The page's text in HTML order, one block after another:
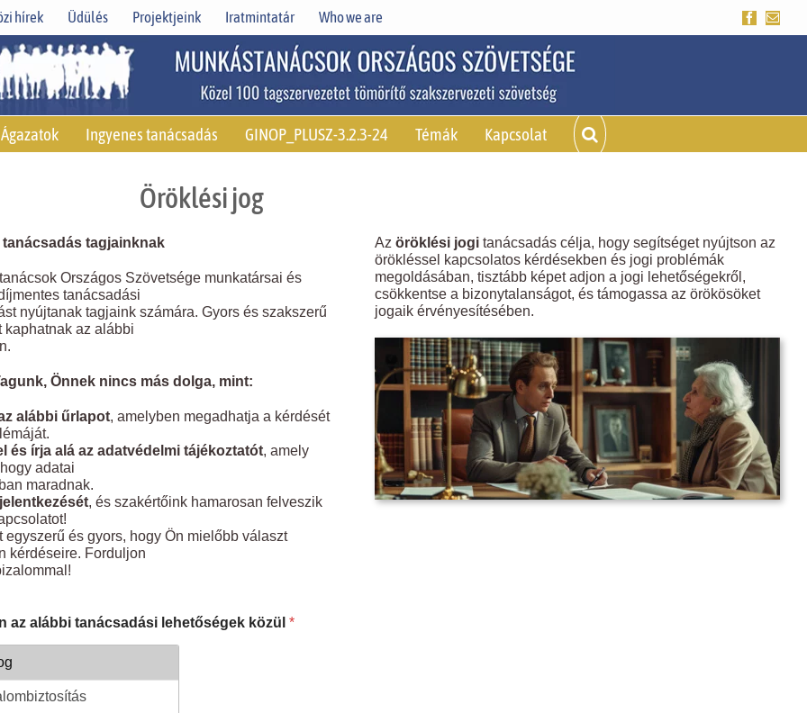
hírek Üdülés Projektjeink Iratmintatár Who we are Facebook
Ágazatok Ingyenes tanácsadás GINOP_PLUSZ-3.2.3-24 Témák Kapcsolat
Öröklési jog
tanácsadás tagjainknak
Országos Szövetsége munkatársai és
tanácsadási
nyújtanak tagjaink számára. Gyors és szakszerű
kaphatnak az alábbi
Önnek nincs más dolga, mint:
alábbi űrlapot, amelyben megadhatja a kérdését
és írja alá az adatvédelmi tájékoztatót, amely
adatai
maradnak.
, és szakértőink hamarosan felveszik
egyszerű és gyors, hogy Ön mielőbb választ
kérdéseire. Forduljon
az alábbi tanácsadási lehetőségek közül *
Azöröklési jogi tanácsadás célja, hogy segítséget nyújtson az
örökléssel kapcsolatos kérdésekben és jogi problémák
megoldásában, tisztább képet adjon a jogi lehetőségekről,
csökkentse a bizonytalanságot, és támogassa az örökösöket
jogaik érvényesítésében.